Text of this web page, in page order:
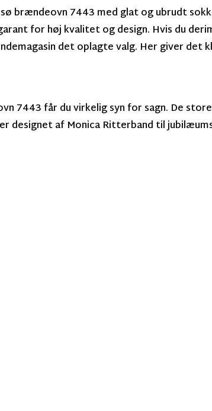
brændeovn 7443 med glat og ubrudt
for høj kvalitet og design. Hvis du
det oplagte valg. Her giver
7443 får du virkelig syn for sagn. De
designet af Monica Ritterband til